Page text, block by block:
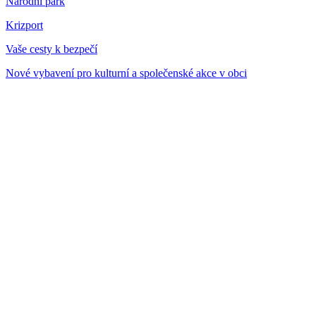
Krizport
Vaše cesty k bezpečí
Nové vybavení pro kulturní a společenské akce v obci